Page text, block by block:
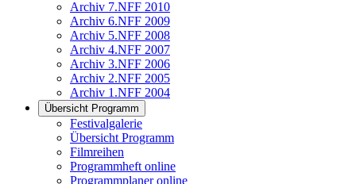
Archiv 7.NFF 2010
Archiv 6.NFF 2009
Archiv 5.NFF 2008
Archiv 4.NFF 2007
Archiv 3.NFF 2006
Archiv 2.NFF 2005
Archiv 1.NFF 2004
Übersicht Programm
Festivalgalerie
Übersicht Programm
Filmreihen
Programmheft online
Programmplaner online